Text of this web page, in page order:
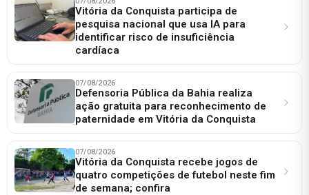
Vitória da Conquista participa de
pesquisa nacional que usa IA para
identificar risco de insuficiência
cardíaca
07/08/2026
Defensoria Pública da Bahia realiza
ação gratuita para reconhecimento de
paternidade em Vitória da Conquista
07/08/2026
Vitória da Conquista recebe jogos de
quatro competições de futebol neste fim
de semana; confira